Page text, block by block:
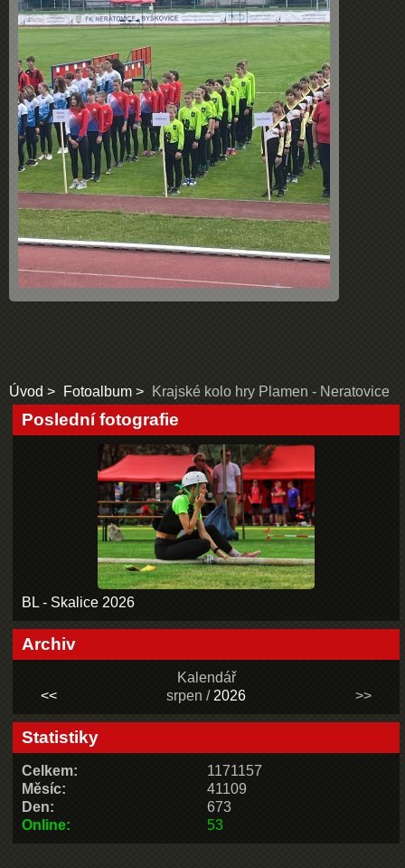
Úvod Fotoalbum Krajské kolo hry Plamen - Neratovice
Poslední fotografie
BL - Skalice 2026
Archiv
Kalendář
<<
srpen / 2026 >>
Statistiky
Online: 53
Celkem:
1171157
Měsíc:
41109
Den:
673